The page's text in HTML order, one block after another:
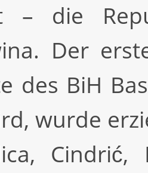
– die
Der
des BiH
wurde
Cindrić,